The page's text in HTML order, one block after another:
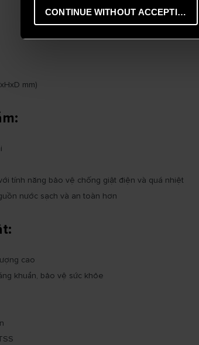
CONTINUE WITHOUT ACCEPTING
mm)
tính năng bảo vệ chống giật điện và quá nhiệt
nước sạch và an toàn hơn
cao
khuẩn, bảo vệ sức khỏe